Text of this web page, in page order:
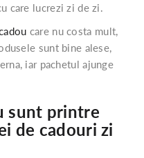
care lucrezi zi de zi.
care nu costa mult,
sunt bine alese,
iar pachetul ajunge
sunt printre
de cadouri zi